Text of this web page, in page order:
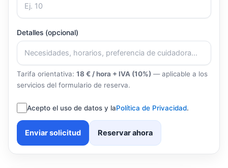
Detalles (opcional)
Tarifa orientativa: 18 € / hora + IVA (10%) — aplicable a los
servicios del formulario de reserva.
Acepto el uso de datos y laPolítica de Privacidad.
Enviar solicitud Reservar ahora